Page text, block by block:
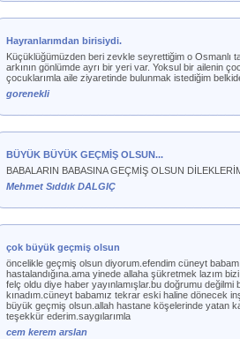
Hayranlarımdan birisiydi.
Küçüklüğümüzden beri zevkle seyrettiğim o Osmanlı
arkının gönlümde ayrı bir yeri var. Yoksul bir ailenin
çocuklarımla aile ziyaretinde bulunmak istediğim
gorenekli
BÜYÜK BÜYÜK GEÇMİŞ OLSUN...
BABALARIN BABASINA GEÇMİŞ OLSUN
Mehmet Sıddık DALGIÇ
çok büyük geçmiş olsun
öncelikle geçmiş olsun diyorum.efendim cüneyt
hastalandığına.ama yinede allaha şükretmek lazım
felç oldu diye haber yayınlamışlar.bu doğrumu
kınadım.cüneyt babamız tekrar eski haline
büyük geçmiş olsun.allah hastane köşelerinde yatan
teşekkür ederim.saygılarımla
cem kerem arslan